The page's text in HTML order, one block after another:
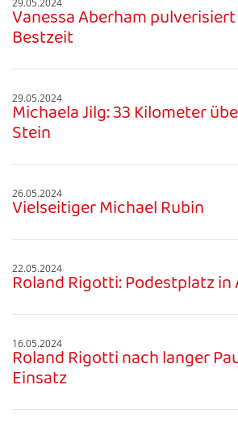
29.05.2024
Vanessa Aberham
Bestzeit
29.05.2024
Michaela Jilg: 33 Kilometer
Stein
26.05.2024
Vielseitiger Michael Rubin
22.05.2024
Roland Rigotti: Podestplatz in
16.05.2024
Roland Rigotti nach langer
Einsatz